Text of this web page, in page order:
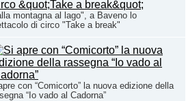
montagna al lago", a Baveno lo
di circo "Take a break"
con “Comicorto” la nuova edizione della
“Io vado al Cadorna”